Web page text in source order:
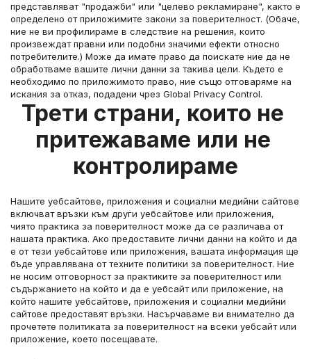
представляват "продажби" или "целево рекламиране", както е
определено от приложимите закони за поверителност. (Обаче,
ние не ви профилираме в следствие на решения, които
произвеждат правни или подобни значими ефекти относно
потребителите.) Може да имате право да поискате ние да не
обработваме вашите лични данни за такива цели. Където е
необходимо по приложимото право, ние също отговаряме на
искания за отказ, подадени чрез Global Privacy Control.
Трети страни, които не
притежаваме или не
контролираме
Нашите уебсайтове, приложения и социални медийни сайтове
включват връзки към други уебсайтове или приложения,
чиято практика за поверителност може да се различава от
нашата практика. Ако предоставите лични данни на който и да
е от тези уебсайтове или приложения, вашата информация ще
бъде управлявана от техните политики за поверителност. Ние
не носим отговорност за практиките за поверителност или
съдържанието на който и да е уебсайт или приложение, на
който нашите уебсайтове, приложения и социални медийни
сайтове предоставят връзки. Насърчаваме ви внимателно да
прочетете политиката за поверителност на всеки уебсайт или
приложение, което посещавате.